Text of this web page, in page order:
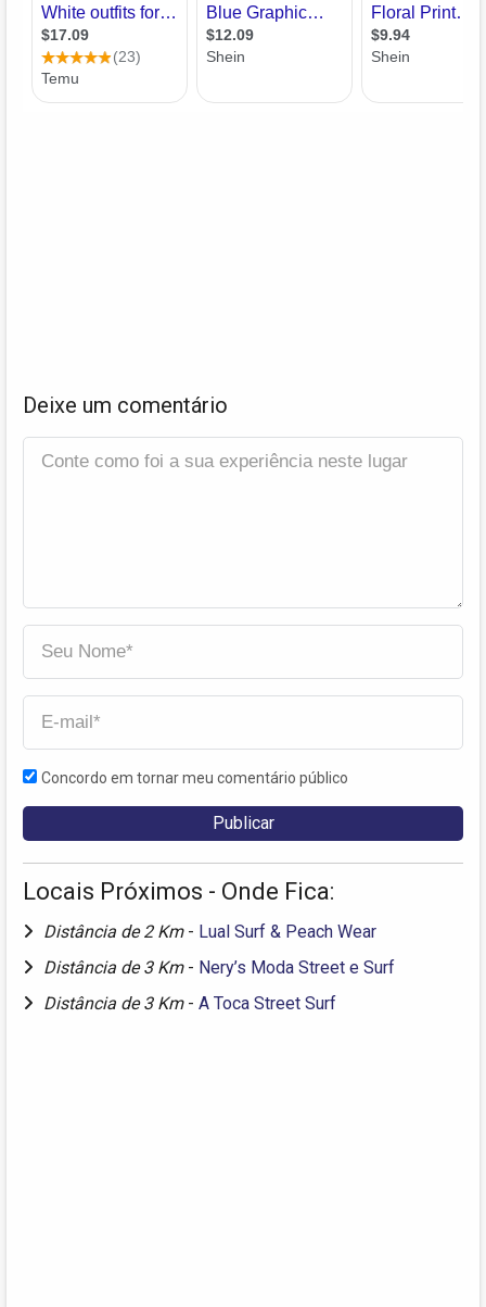
Deixe um comentário
Concordo em tornar meu comentário público
Locais Próximos - Onde Fica:
Distância de 2 Km - Lual Surf & Peach Wear
Distância de 3 Km - Nery’s Moda Street e Surf
Distância de 3 Km - A Toca Street Surf